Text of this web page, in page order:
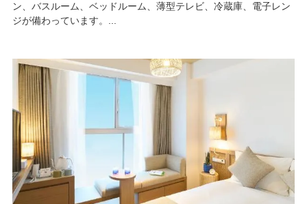
ン、バスルーム、ベッドルーム、薄型テレビ、冷蔵庫、電子レン
ジが備わっています。...